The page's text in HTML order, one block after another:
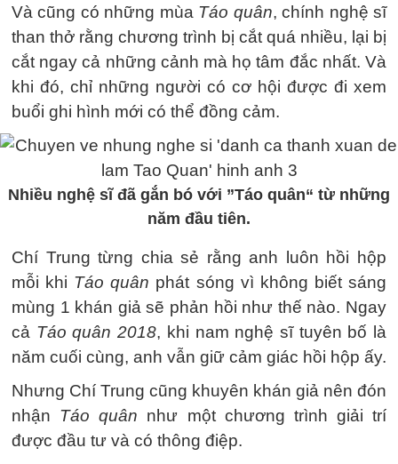
Và cũng có những mùa Táo quân, chính nghệ sĩ
than thở rằng chương trình bị cắt quá nhiều, lại bị
cắt ngay cả những cảnh mà họ tâm đắc nhất. Và
khi đó, chỉ những người có cơ hội được đi xem
buổi ghi hình mới có thể đồng cảm.
Nhiều nghệ sĩ đã gắn bó với ”Táo quân“ từ những
năm đầu tiên.
Chí Trung từng chia sẻ rằng anh luôn hồi hộp
mỗi khi Táo quân phát sóng vì không biết sáng
mùng 1 khán giả sẽ phản hồi như thế nào. Ngay
cả Táo quân 2018, khi nam nghệ sĩ tuyên bố là
năm cuối cùng, anh vẫn giữ cảm giác hồi hộp ấy.
Nhưng Chí Trung cũng khuyên khán giả nên đón
nhận Táo quân như một chương trình giải trí
được đầu tư và có thông điệp.